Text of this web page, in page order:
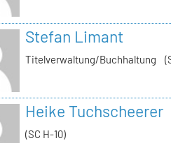
Stefan Limant
Titelverwaltung/Buchhaltung
Heike Tuchscheerer
(SC H-10)